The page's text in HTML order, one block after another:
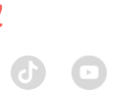
TikTok Youtube